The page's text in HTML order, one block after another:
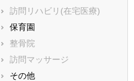
大阪府
徳島県
訪問リハビリ(在宅医療)
保育園
整骨院
訪問マッサージ
その他